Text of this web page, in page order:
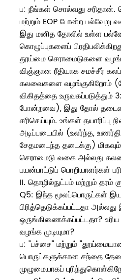
ப: நீங்கள் சொல்வது சரிதான்.
மற்றும் EOP போன்ற பல்வேறு
இது மனித தோலில் உள்ள
கொழுப்புகளைப்
தூய்மை செராமைடுகளை
விஞ்ஞான ரீதியாக சமச்சீர்
கலவைகளை வழங்குகிறோம்
விகிதத்தை உருவகப்படுத்தும்
போன்றவை), இது தோல்
சரிசெய்யும். உங்கள் தயாரிப்பு
அடிப்படையில் (உலர்ந்த,
சேதமடைந்த தடைக்கு)
செராமைடு வகை அல்லது
பயன்பாட்டுப் பொறியாளர்கள்
II. தொழில்நுட்பம் மற்றும் தரம்
Q5: இந்த மூலப்பொருட்கள்
பிரித்தெடுக்கப்பட்டதா
ஒருங்கிணைக்கப்பட்டதா?
வழங்க முடியுமா?
ப: "பச்சை" மற்றும்
பொருட்களுக்கான சந்தை
முழுமையாகப்